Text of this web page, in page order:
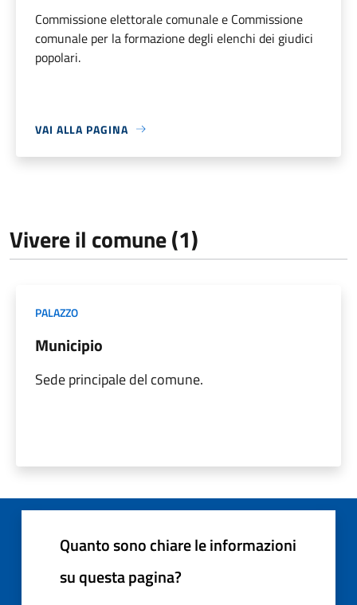
Commissione elettorale comunale e Commissione
comunale per la formazione degli elenchi dei giudici
popolari.
VAI ALLA PAGINA
Vivere il comune (1)
PALAZZO
Municipio
Sede principale del comune.
Quanto sono chiare le informazioni
su questa pagina?